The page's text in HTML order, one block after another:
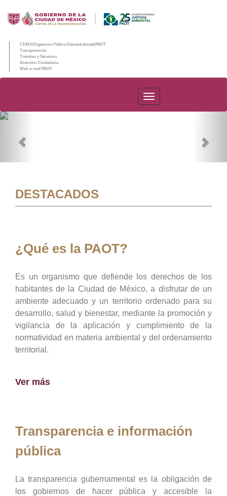
CDMX/Organismo Público Descentralizado/PAOT
Transparencia
Trámites y Servicios
Atención Ciudadana
Web e-mail PAOT
PAOT
DESTACADOS
¿Qué es la PAOT?
Es un organismo que defiende los derechos de los
habitantes de la Ciudad de México, a disfrutar de un
ambiente adecuado y un territorio ordenado para su
desarrollo, salud y bienestar, mediante la promoción y
vigilancia de la aplicación y cumplimiento de la
normatividad en materia ambiental y del ordenamiento
territorial.
Ver más
Transparencia e información
pública
La transparencia gubernamental es la obligación de
los gobiernos de hacer pública y accesible la